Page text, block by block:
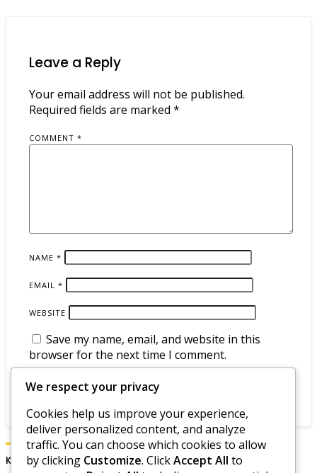
Leave a Reply
Your email address will not be published.
Required fields are marked *
COMMENT *
NAME *
EMAIL *
WEBSITE
Save my name, email, and website in this
browser for the next time I comment.
Kategorien
We respect your privacy
Cookies help us improve your experience,
deliver personalized content, and analyze
traffic. You can choose which cookies to allow
by clicking Customize. ClickAccept All to